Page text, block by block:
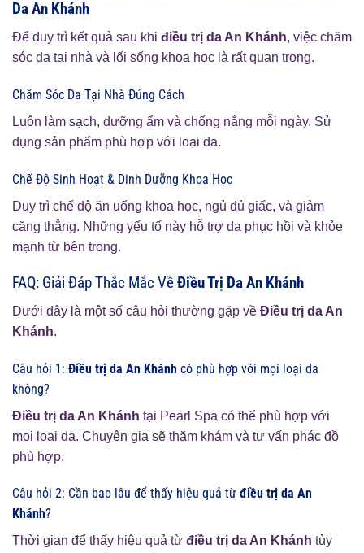
Da An Khánh
Để duy trì kết quả sau khi điều trị da An Khánh, việc chăm
sóc da tại nhà và lối sống khoa học là rất quan trọng.
Chăm Sóc Da Tại Nhà Đúng Cách
Luôn làm sạch, dưỡng ẩm và chống nắng mỗi ngày. Sử
dụng sản phẩm phù hợp với loại da.
Chế Độ Sinh Hoạt & Dinh Dưỡng Khoa Học
Duy trì chế độ ăn uống khoa học, ngủ đủ giấc, và giảm
căng thẳng. Những yếu tố này hỗ trợ da phục hồi và khỏe
mạnh từ bên trong.
FAQ: Giải Đáp Thắc Mắc VềĐiều Trị Da An Khánh
Dưới đây là một số câu hỏi thường gặp về Điều trị da An
Khánh.
Câu hỏi 1: Điều trị da An Khánh có phù hợp với mọi loại da
không?
Điều trị da An Khánh tại Pearl Spa có thể phù hợp với
mọi loại da. Chuyên gia sẽ thăm khám và tư vấn phác đồ
phù hợp.
Câu hỏi 2: Cần bao lâu để thấy hiệu quả từ điều trị da An
Khánh?
Thời gian để thấy hiệu quả từ điều trị da An Khánh tùy